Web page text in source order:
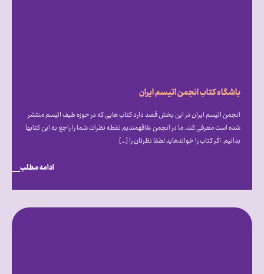
باشگاه کتاب انجمن اتیسم ایران
انجمن اتیسم ایران در این بخش قصد دارد کتاب هایی که در حوزه طیف اتیسم منتشر
شده است معرفی کند. ما در انجمن علاقه‎‎مندیم نقطه نظرات شما را راجع به این کتاب‎ها
بدانیم. اگر کتاب را خوانده‎اید لطفا نظرتان را […]
ادامه مطلب